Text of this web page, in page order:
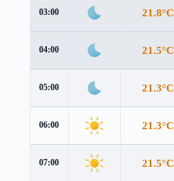
03:00 21.8°C
04:00 21.5°C
05:00 21.3°C
06:00 21.3°C
07:00 21.5°C